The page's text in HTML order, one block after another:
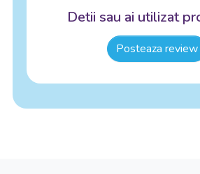
Detii sau ai utilizat
Posteaza review